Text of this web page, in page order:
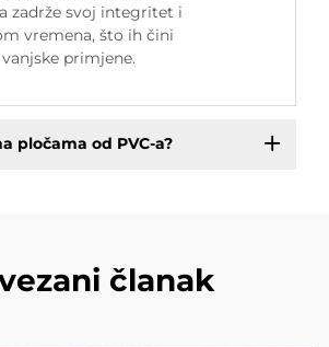
zadrže svoj integritet i
vremena, što ih čini
primjene.
pločama od PVC-a?
članak